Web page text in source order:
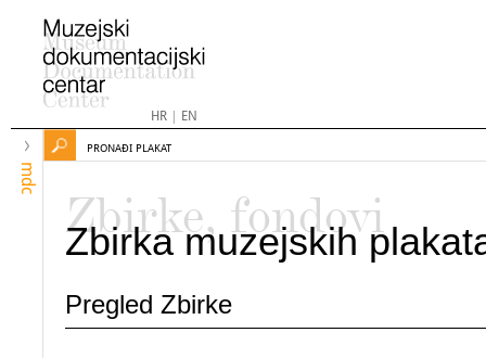
HR| EN
mdc
PRONAĐI PLAKAT
Zbirke, fondovi
Zbirka muzejskih
Pregled Zbirke